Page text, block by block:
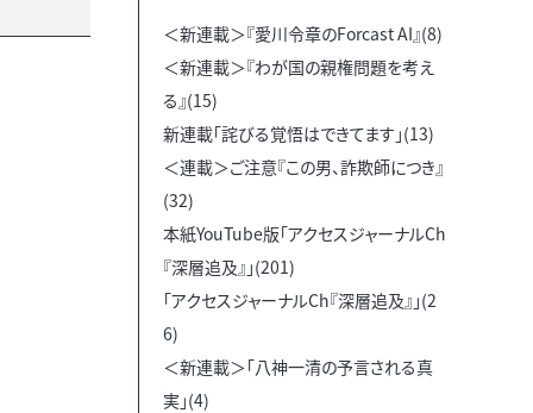
＜新連載＞『愛川令章のForcast AI』(8)
＜新連載＞『わが国の親権問題を考え
る』(15)
新連載「詫びる覚悟はできてます」(13)
＜連載＞ご注意『この男、詐欺師につき』
(32)
本紙YouTube版「アクセスジャーナルCh
『深層追及』」(201)
「アクセスジャーナルCh『深層追及』」(2
6)
＜新連載＞「八神一清の予言される真
実」(4)